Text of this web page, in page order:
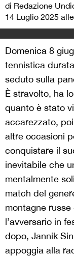
di Redazione
14 Luglio 2025
Domenica 8
tennistica
seduto sulla
È stravolto, ha
quanto è stato
accarezzato,
altre occasioni
conquistare il
inevitabile che
mentalmente
match del
montagne
l’avversario in
dopo, Jannik
appoggia alla